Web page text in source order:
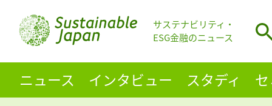
サステナビリティ・
ESG金融のニュース
ニュース インタビュー スタディ